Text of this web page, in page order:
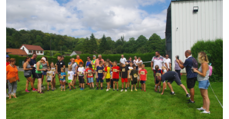
Rapport d'orientation budgétaire
Actions et projets
Projets et travaux en cours
Procès verbaux des conseils municipaux
Communication
Le bulletin municipal : Fressinfo & Le Fressinois